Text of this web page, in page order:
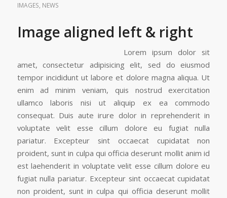
IMAGES, NEWS
Image aligned left & right
Lorem ipsum dolor sit
amet, consectetur adipisicing elit, sed do eiusmod
tempor incididunt ut labore et dolore magna aliqua. Ut
enim ad minim veniam, quis nostrud exercitation
ullamco laboris nisi ut aliquip ex ea commodo
consequat. Duis aute irure dolor in reprehenderit in
voluptate velit esse cillum dolore eu fugiat nulla
pariatur. Excepteur sint occaecat cupidatat non
proident, sunt in culpa qui officia deserunt mollit anim id
est laehenderit in voluptate velit esse cillum dolore eu
fugiat nulla pariatur. Excepteur sint occaecat cupidatat
non proident, sunt in culpa qui officia deserunt mollit